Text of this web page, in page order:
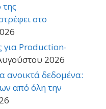
στο
για Production-
2026
ανοικτά δεδομένα:
από όλη την